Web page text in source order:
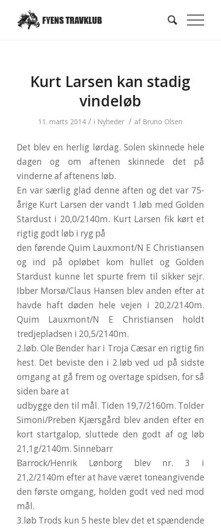
Kurt Larsen kan stadig
vindeløb
11. marts 2014 / i Nyheder / af Bruno Olsen
Det blev en herlig lørdag. Solen skinnede hele
dagen og om aftenen skinnede det på
vinderne af aftenens løb.
En var særlig glad denne aften og det var 75-
årige Kurt Larsen der vandt 1.løb med Golden
Stardust i 20,0/2140m. Kurt Larsen fik kørt et
rigtig godt løb i ryg på
den førende Quim Lauxmont/N E Christiansen
og ind på opløbet kom hullet og Golden
Stardust kunne let spurte frem til sikker sejr.
Ibber Morsø/Claus Hansen blev anden efter at
havde haft døden hele vejen i 20,2/2140m.
Quim Lauxmont/N E Christiansen holdt
tredjepladsen i 20,5/2140m.
2.løb. Ole Bender har i Troja Cæsar en rigtig fin
hest. Det beviste den i 2.løb ved ud på sidste
omgang at gå frem og overtage spidsen, for så
siden bare at
udbygge den til mål. Tiden 19,7/2160m. Tolder
Simoni/Preben Kjærsgård blev anden efter en
kort startgalop, sluttede den godt af og løb
21,1g/2140m. Sinnebarr
Barrock/Henrik Lønborg blev nr. 3 i
21,2/2140m efter at have været toneangivende
den første omgang, holden godt ved ned mod
mål.
3.løb Trods kun 5 heste blev det et spændende